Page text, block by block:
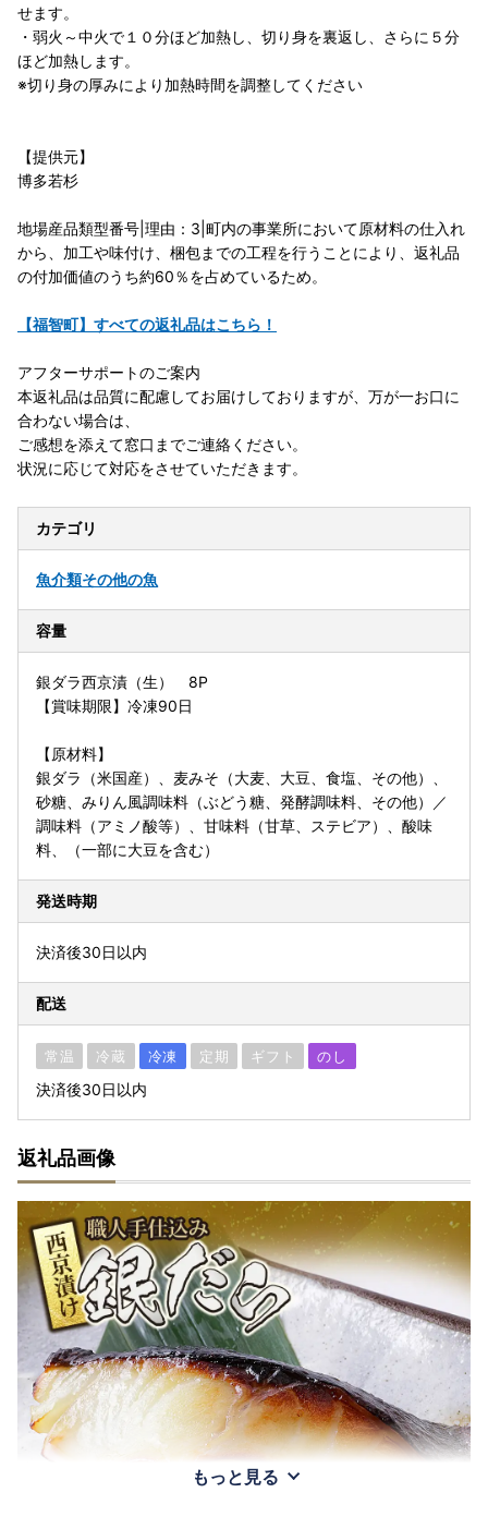
せます。
・弱火～中火で１０分ほど加熱し、切り身を裏返し、さらに５分
ほど加熱します。
※切り身の厚みにより加熱時間を調整してください
【提供元】
博多若杉
地場産品類型番号|理由：3|町内の事業所において原材料の仕入れ
から、加工や味付け、梱包までの工程を行うことにより、返礼品
の付加価値のうち約60％を占めているため。
【福智町】すべての返礼品はこちら！
アフターサポートのご案内
本返礼品は品質に配慮してお届けしておりますが、万が一お口に
合わない場合は、
ご感想を添えて窓口までご連絡ください。
状況に応じて対応をさせていただきます。
カテゴリ
魚介類その他の魚
容量
銀ダラ西京漬（生） 8P
【賞味期限】冷凍90日
【原材料】
銀ダラ（米国産）、麦みそ（大麦、大豆、食塩、その他）、
砂糖、みりん風調味料（ぶどう糖、発酵調味料、その他）／
調味料（アミノ酸等）、甘味料（甘草、ステビア）、酸味
料、（一部に大豆を含む）
発送時期
決済後30日以内
配送
常温 冷蔵 冷凍 定期 ギフト のし
決済後30日以内
返礼品画像
もっと見る